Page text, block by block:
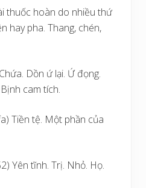
thuốc hoàn do nhiều thứ
hay pha. Thang, chén,
Dồn ứ lại. Ứ đọng.
cam tích.
Tiền tệ. Một phần của
Yên tĩnh. Trị. Nhỏ. Họ.